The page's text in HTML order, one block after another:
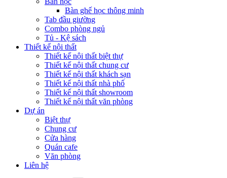
Bàn ghế học thông minh
Tab đầu giường
Combo phòng ngủ
Tủ - Kệ sách
Thiết kế nội thất
Thiết kế nội thất biệt thự
Thiết kế nội thất chung cư
Thiết kế nội thất khách sạn
Thiết kế nội thất nhà phố
Thiết kế nội thất showroom
Thiết kế nội thất văn phòng
Dự án
Biệt thự
Chung cư
Cửa hàng
Quán cafe
Văn phòng
Liên hệ